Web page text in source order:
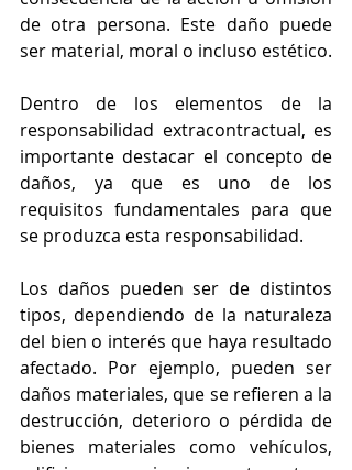
de otra persona. Este daño puede
ser material, moral o incluso estético.
Dentro de los elementos de la
responsabilidad extracontractual, es
importante destacar el concepto de
daños, ya que es uno de los
requisitos fundamentales para que
se produzca esta responsabilidad.
Los daños pueden ser de distintos
tipos, dependiendo de la naturaleza
del bien o interés que haya resultado
afectado. Por ejemplo, pueden ser
daños materiales, que se refieren a la
destrucción, deterioro o pérdida de
bienes materiales como vehículos,